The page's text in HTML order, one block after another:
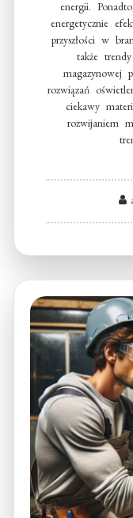
energii.
energetycznie
przyszłości w
także
magazynowej
rozwiązań
ciekawy
rozwijaniem